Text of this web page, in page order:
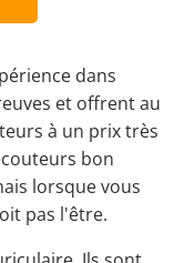
dans
et offrent au
à un prix très
bon
lorsque vous
pas l'être.